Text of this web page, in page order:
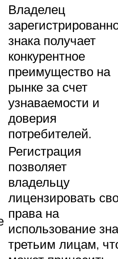
Владелец
знака получает
конкурентное
преимущество на
рынке за счет
узнаваемости и
доверия
потребителей.
Регистрация
позволяет
владельцу
лицензировать
права на
использование
третьим лицам,